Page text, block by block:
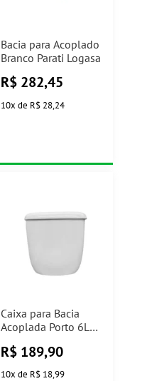
Bacia para Acoplado
Branco Parati Logasa
R$ 282,45
10x de R$ 28,24
Caixa para Bacia
Acoplada Porto 6L
R$ 189,90
10x de R$ 18,99